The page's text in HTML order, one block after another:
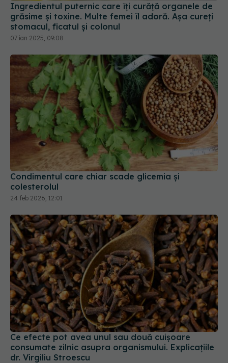
Ingredientul puternic care îți curăță organele de
grăsime și toxine. Multe femei îl adoră. Așa cureți
stomacul, ficatul și colonul
07 ian 2025, 09:08
Condimentul care chiar scade glicemia și
colesterolul
24 feb 2026, 12:01
Ce efecte pot avea unul sau două cuișoare
consumate zilnic asupra organismului. Explicațiile
dr. Virgiliu Stroescu